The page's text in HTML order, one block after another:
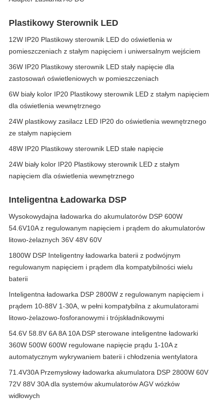
Plastikowy Sterownik LED
12W IP20 Plastikowy sterownik LED do oświetlenia w
pomieszczeniach z stałym napięciem i uniwersalnym wejściem
36W IP20 Plastikowy sterownik LED stały napięcie dla
zastosowań oświetleniowych w pomieszczeniach
6W biały kolor IP20 Plastikowy sterownik LED z stałym napięciem
dla oświetlenia wewnętrznego
24W plastikowy zasilacz LED IP20 do oświetlenia wewnętrznego
ze stałym napięciem
48W IP20 Plastikowy sterownik LED stałe napięcie
24W biały kolor IP20 Plastikowy sterownik LED z stałym
napięciem dla oświetlenia wewnętrznego
Inteligentna Ładowarka DSP
Wysokowydajna ładowarka do akumulatorów DSP 600W
54.6V10A z regulowanym napięciem i prądem do akumulatorów
litowo-żelaznych 36V 48V 60V
1800W DSP Inteligentny ładowarka baterii z podwójnym
regulowanym napięciem i prądem dla kompatybilności wielu
baterii
Inteligentna ładowarka DSP 2800W z regulowanym napięciem i
prądem 10-88V 1-30A, w pełni kompatybilna z akumulatorami
litowo-żelazowo-fosforanowymi i trójskładnikowymi
54.6V 58.8V 6A 8A 10A DSP sterowane inteligentne ładowarki
360W 500W 600W regulowane napięcie prądu 1-10A z
automatycznym wykrywaniem baterii i chłodzenia wentylatora
71.4V30A Przemysłowy ładowarka akumulatora DSP 2800W 60V
72V 88V 30A dla systemów akumulatorów AGV wózków
widłowych